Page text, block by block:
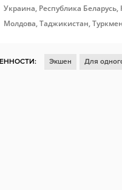
Украина, Республика
Молдова, Таджикистан,
Экшен Для